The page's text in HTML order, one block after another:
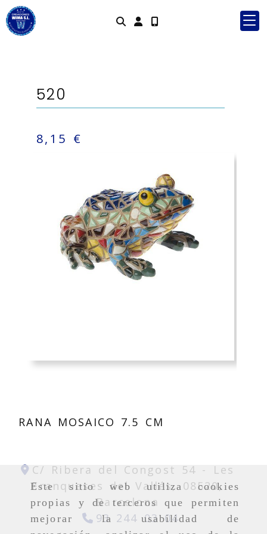
Este sitio web utiliza cookies
propias y de terceros que permiten
mejorar la usabilidad de
Identifícate
520
8,15 €
RANA MOSAICO 7.5 CM
C/ Ribera del Congost 54 -
Les
Franqueses del Vallés, 08520,
Barcelona
93 244 03 04